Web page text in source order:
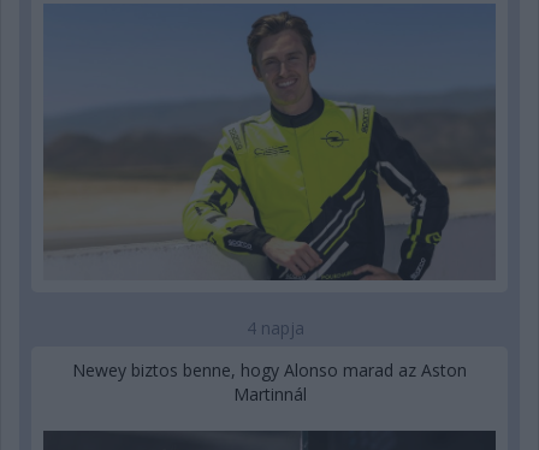
4 napja
Newey biztos benne, hogy Alonso marad az Aston
Martinnál